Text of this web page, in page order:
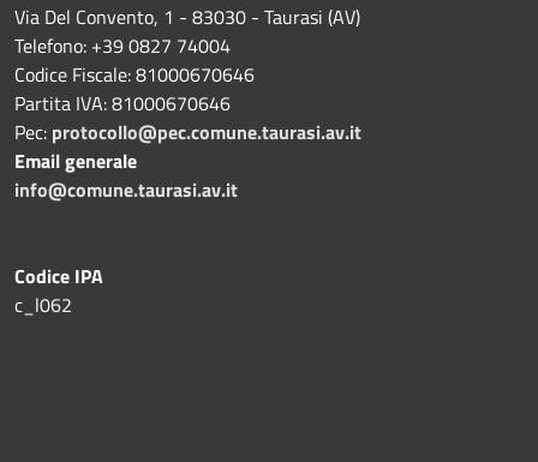
Via Del Convento, 1 - 83030 - Taurasi (AV)
Telefono: +39 0827 74004
Codice Fiscale: 81000670646
Partita IVA: 81000670646
Pec: protocollo@pec.comune.taurasi.av.it
Email generale
info@comune.taurasi.av.it
Codice IPA
c_l062